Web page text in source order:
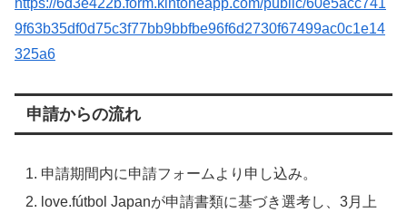
https://6d3e422b.form.kintoneapp.com/public/60e5acc741
9f63b35df0d75c3f77bb9bbfbe96f6d2730f67499ac0c1e14
325a6
申請からの流れ
申請期間内に申請フォームより申し込み。
love.fútbol Japanが申請書類に基づき選考し、3月上